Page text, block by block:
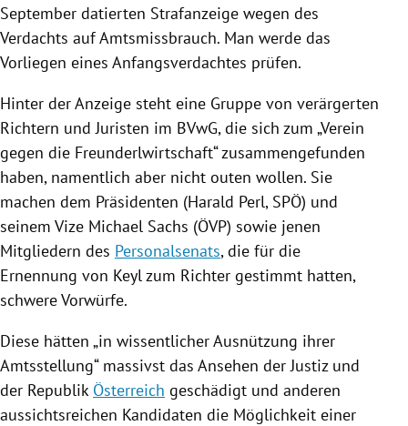
September datierten Strafanzeige wegen des
Verdachts auf Amtsmissbrauch. Man werde das
Vorliegen eines Anfangsverdachtes prüfen.
Hinter der Anzeige steht eine Gruppe von verärgerten
Richtern und Juristen im BVwG, die sich zum „Verein
gegen die Freunderlwirtschaft“ zusammengefunden
haben, namentlich aber nicht outen wollen. Sie
machen dem Präsidenten (Harald Perl, SPÖ) und
seinem Vize Michael Sachs (ÖVP) sowie jenen
Mitgliedern des Personalsenats, die für die
Ernennung von Keylzum Richter gestimmt hatten,
schwere Vorwürfe.
Diese hätten „in wissentlicher Ausnützung ihrer
Amtsstellung“ massivst das Ansehen der Justiz und
der Republik Österreich geschädigt und anderen
aussichtsreichen Kandidaten die Möglichkeit einer